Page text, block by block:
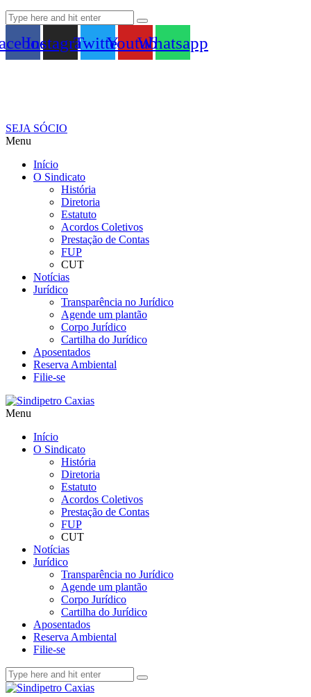
InstagramTwitterYoutubeWhatsapp
SEJA SÓCIO
Menu
Início
O Sindicato
História
Diretoria
Estatuto
Acordos Coletivos
Prestação de Contas
FUP
CUT
Notícias
Jurídico
Transparência no Jurídico
Agende um plantão
Corpo Jurídico
Cartilha do Jurídico
Aposentados
Reserva Ambiental
Filie-se
Menu
Início
O Sindicato
História
Diretoria
Estatuto
Acordos Coletivos
Prestação de Contas
FUP
CUT
Notícias
Jurídico
Transparência no Jurídico
Agende um plantão
Corpo Jurídico
Cartilha do Jurídico
Aposentados
Reserva Ambiental
Filie-se